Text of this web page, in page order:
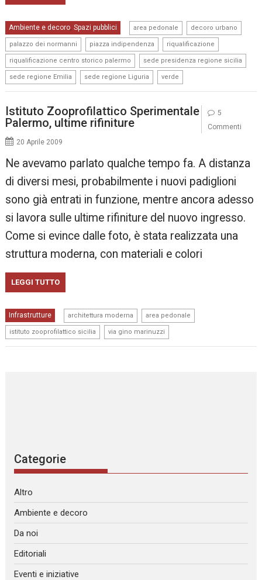
Ambiente e decoro,Spazi pubblici area pedonale decoro urbano
palazzo dei normanni piazza indipendenza riqualificazione
riqualificazione centro storico palermo sede presidenza regione sicilia
sede regione Emilia sede regione Liguria verde
Istituto Zooprofilattico Sperimentale
Palermo, ultime rifiniture
20 Aprile 2009
Ne avevamo parlato qualche tempo fa. A distanza
di diversi mesi, probabilmente i nuovi padiglioni
sono già entrati in funzione, mentre ancora adesso
si lavora sulle ultime rifiniture del nuovo ingresso.
Come si evince dalle foto, è stata realizzata una
struttura moderna, con materiali e colori
LEGGI TUTTO
Infrastrutture architettura moderna area pedonale
istituto zooprofilattico sicilia via gino marinuzzi
5
Commenti
Categorie
Altro
Ambiente e decoro
Da noi
Editoriali
Eventi e iniziative